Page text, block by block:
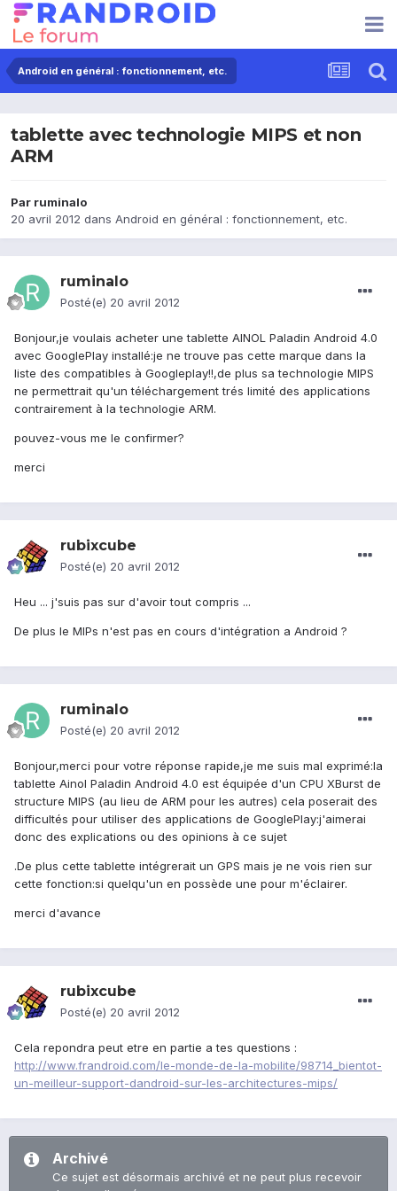
Android en général : fonctionnement, etc.
tablette avec technologie MIPS et non
ARM
Par ruminalo
20 avril 2012 dans Android en général : fonctionnement, etc.
ruminalo
Posté(e) 20 avril 2012
Bonjour,je voulais acheter une tablette AINOL Paladin Android 4.0
avec GooglePlay installé:je ne trouve pas cette marque dans la
liste des compatibles à Googleplay!!,de plus sa technologie MIPS
ne permettrait qu'un téléchargement trés limité des applications
contrairement à la technologie ARM.
pouvez-vous me le confirmer?
merci
rubixcube
Posté(e) 20 avril 2012
Heu ... j'suis pas sur d'avoir tout compris ...
De plus le MIPs n'est pas en cours d'intégration a Android ?
ruminalo
Posté(e) 20 avril 2012
Bonjour,merci pour votre réponse rapide,je me suis mal exprimé:la
tablette Ainol Paladin Android 4.0 est équipée d'un CPU XBurst de
structure MIPS (au lieu de ARM pour les autres) cela poserait des
difficultés pour utiliser des applications de GooglePlay:j'aimerai
donc des explications ou des opinions à ce sujet
.De plus cette tablette intégrerait un GPS mais je ne vois rien sur
cette fonction:si quelqu'un en possède une pour m'éclairer.
merci d'avance
rubixcube
Posté(e) 20 avril 2012
Cela repondra peut etre en partie a tes questions :
http://www.frandroid.com/le-monde-de-la-mobilite/98714_bientot-
un-meilleur-support-dandroid-sur-les-architectures-mips/
Archivé
Ce sujet est désormais archivé et ne peut plus recevoir